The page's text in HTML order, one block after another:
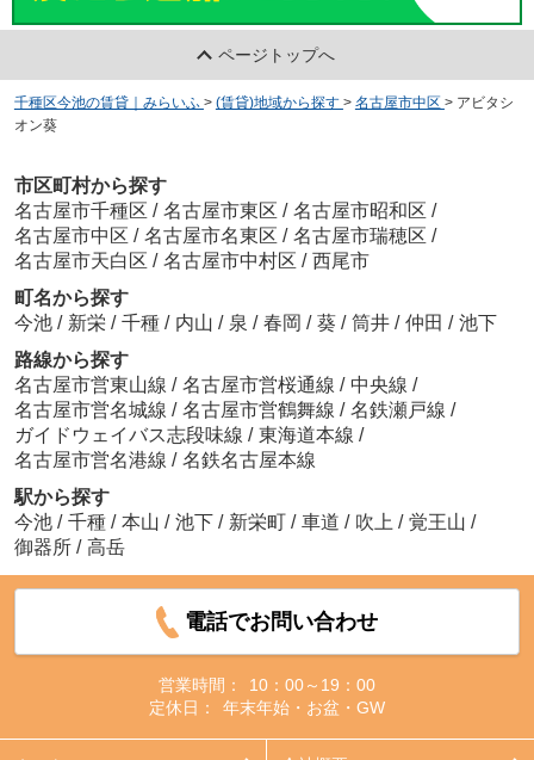
ページトップへ
千種区今池の賃貸｜みらいふ > (賃貸)地域から探す > 名古屋市中区 > アビタシ
オン葵
市区町村から探す
名古屋市千種区 / 名古屋市東区 / 名古屋市昭和区 /
名古屋市中区 / 名古屋市名東区 / 名古屋市瑞穂区 /
名古屋市天白区 / 名古屋市中村区 / 西尾市
町名から探す
今池 / 新栄 / 千種 / 内山 / 泉 / 春岡 / 葵 / 筒井 / 仲田 / 池下
路線から探す
名古屋市営東山線 / 名古屋市営桜通線 / 中央線 /
名古屋市営名城線 / 名古屋市営鶴舞線 / 名鉄瀬戸線 /
ガイドウェイバス志段味線 / 東海道本線 /
名古屋市営名港線 / 名鉄名古屋本線
駅から探す
今池 / 千種 / 本山 / 池下 / 新栄町 / 車道 / 吹上 / 覚王山 /
御器所 / 高岳
電話でお問い合わせ
営業時間：
10：00～19：00
定休日：
年末年始・お盆・GW